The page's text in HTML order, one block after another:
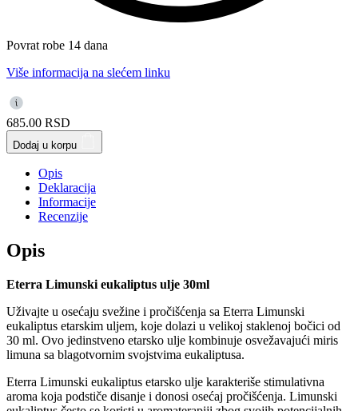
Povrat robe 14 dana
Više informacija na slećem linku
685.00 RSD
Dodaj u korpu
Opis
Deklaracija
Informacije
Recenzije
Opis
Eterra Limunski eukaliptus ulje 30ml
Uživajte u osećaju svežine i pročišćenja sa Eterra Limunski
eukaliptus etarskim uljem, koje dolazi u velikoj staklenoj bočici od
30 ml. Ovo jedinstveno etarsko ulje kombinuje osvežavajući miris
limuna sa blagotvornim svojstvima eukaliptusa.
Eterra Limunski eukaliptus etarsko ulje karakteriše stimulativna
aroma koja podstiče disanje i donosi osećaj pročišćenja. Limunski